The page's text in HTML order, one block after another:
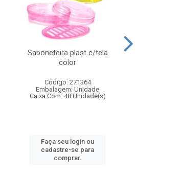
Saboneteira plast c/tela
color
Código: 271364
Embalagem: Unidade
Caixa Com: 48 Unidade(s)
Faça seu login ou
cadastre-se para
comprar.